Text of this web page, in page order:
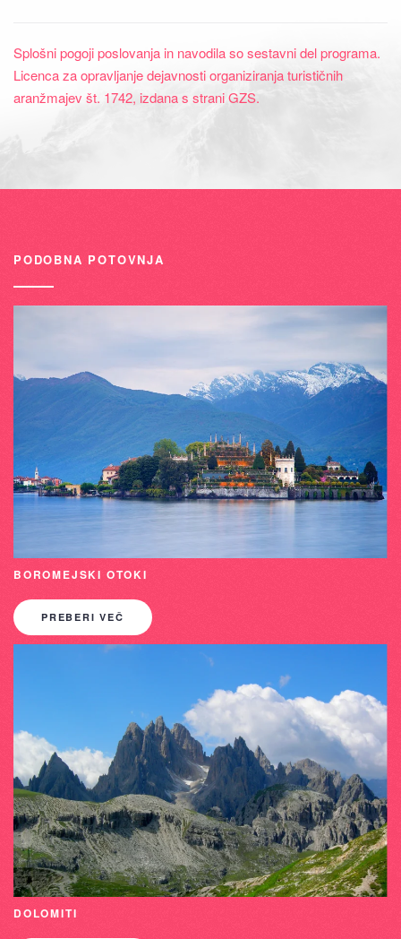
Splošni pogoji poslovanja in navodila so sestavni del programa.
Licenca za opravljanje dejavnosti organiziranja turističnih
aranžmajev št. 1742, izdana s strani GZS.
PODOBNA POTOVNJA
BOROMEJSKI OTOKI
PREBERI VEČ
DOLOMITI